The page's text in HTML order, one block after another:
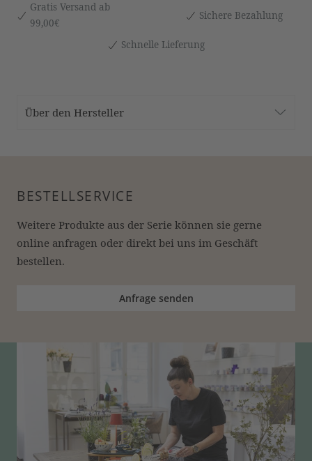
Gratis Versand ab
99,00€
Sichere Bezahlung
Schnelle Lieferung
Über den Hersteller
BESTELLSERVICE
Weitere Produkte aus der Serie können sie gerne
online anfragen oder direkt bei uns im Geschäft
bestellen.
Anfrage senden